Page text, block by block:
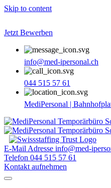
Skip to content
Jetzt Bewerben
info@med-ipersonal.ch
044 515 57 61
MediPersonal |
E-Mail Adresse info@med-
Telefon 044 515 57 61
Kontakt aufnehmen